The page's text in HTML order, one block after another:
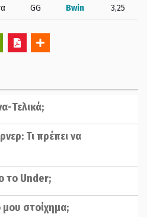
GG Bwin 3,25
Τελικά;
Τι πρέπει να
το Under;
στοίχημα;